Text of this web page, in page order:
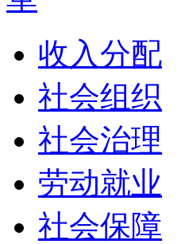
收入分配
社会组织
社会治理
劳动就业
社会保障